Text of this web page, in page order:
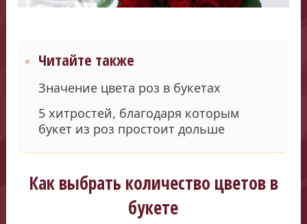
Читайте также
Значение цвета роз в букетах
5 хитростей, благодаря которым
букет из роз простоит дольше
Как выбрать количество цветов в
букете